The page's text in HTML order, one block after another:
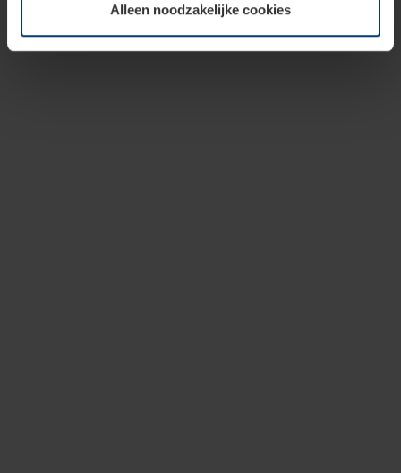
wijzigen of herroepen.Alleen noodzakelijke cookies